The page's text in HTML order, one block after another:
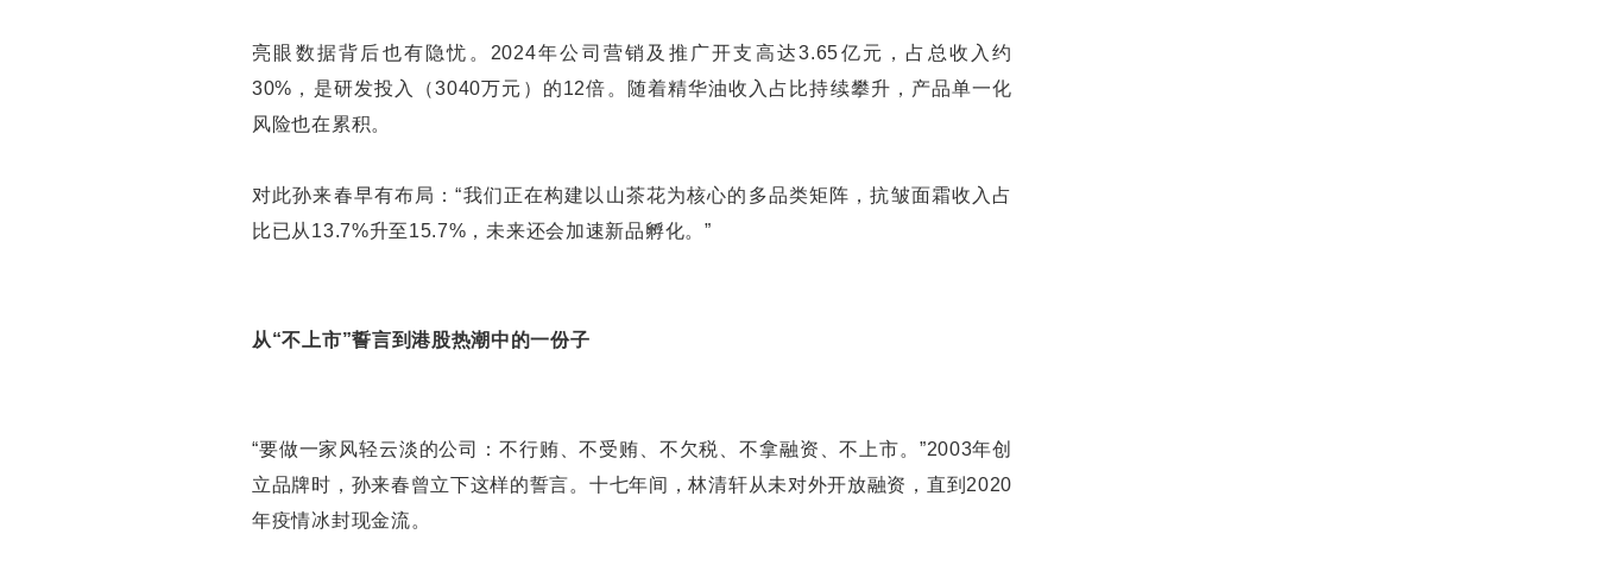
亮眼数据背后也有隐忧。2024年公司营销及推广开支高达3.65亿元，占总收入约
30%，是研发投入（3040万元）的12倍。随着精华油收入占比持续攀升，产品单一化
风险也在累积。
对此孙来春早有布局：“我们正在构建以山茶花为核心的多品类矩阵，抗皱面霜收入占
比已从13.7%升至15.7%，未来还会加速新品孵化。”
从“不上市”誓言到港股热潮中的一份子
“要做一家风轻云淡的公司：不行贿、不受贿、不欠税、不拿融资、不上市。”2003年创
立品牌时，孙来春曾立下这样的誓言。十七年间，林清轩从未对外开放融资，直到2020
年疫情冰封现金流。